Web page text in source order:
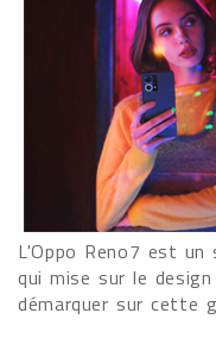
L'Oppo Reno7 est un
qui mise sur le
démarquer sur cette